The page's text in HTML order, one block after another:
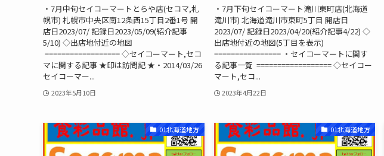
・7月中旬セイコーマートとらや店(セコマ,札
幌市) 札幌市中央区南12条西15丁目2番1号 開
店日2023/07/ 記録日2023/05/09(紹介記事
5/10) ◇出店地付近の地図
================== ◇セイコーマート,セコ
マに関する記事 ★印は訪問記 ★・2014/03/26
セイコーマー...
2023年5月10日
・7月下旬セイコーマート滝川東町店(北海道
滝川市) 北海道滝川市東町5丁目 開店日
2023/07/ 記録日2023/04/20(紹介記事4/22) ◇
出店地付近の地図(5丁目を表示)
================ ・セイコーマートに関す
る記事一覧 ================== ◇セイコー
マート,セコ...
2023年4月22日
01北海道地方 01北海道地方